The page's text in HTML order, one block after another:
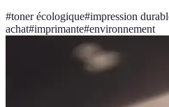
#toner écologique#impression
achat#imprimante#environnement